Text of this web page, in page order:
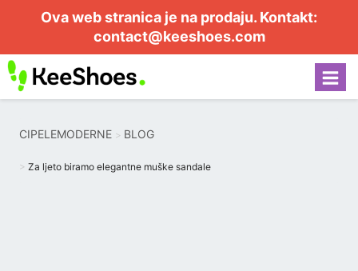
Ova web stranica je na prodaju. Kontakt:
contact@keeshoes.com
CIPELEMODERNE BLOG
Za ljeto biramo elegantne muške sandale